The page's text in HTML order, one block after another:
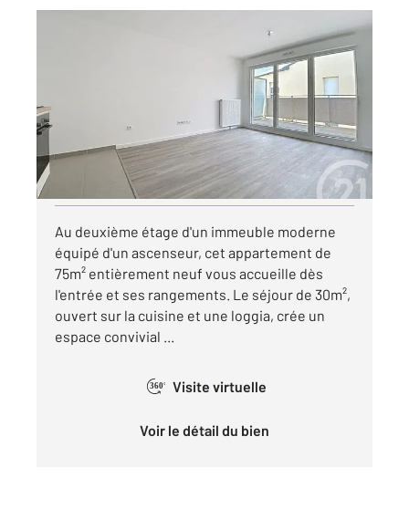
Appartement F4 à louer
1 005 €
par mois charges comprises
Visiter le site dédié
Au deuxième étage d'un immeuble moderne
équipé d'un ascenseur, cet appartement de
75m² entièrement neuf vous accueille dès
l'entrée et ses rangements. Le séjour de 30m²,
ouvert sur la cuisine et une loggia, crée un
espace convivial ...
360° Visite virtuelle
Voir le détail du bien